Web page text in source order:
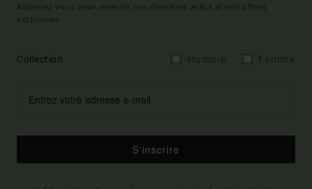
Abonnez-vous pour recevoir nos dernières actus et nos offres
exclusives.
Collection
S'inscrire